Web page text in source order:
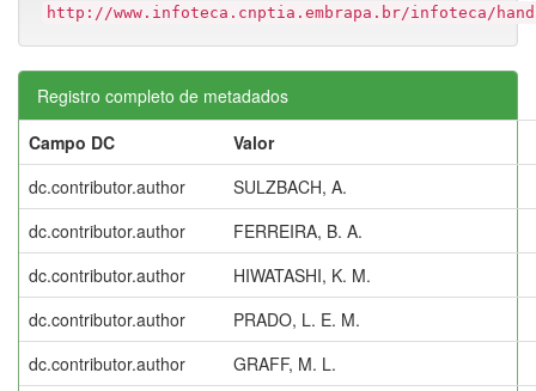
http://www.infoteca.cnptia.embrapa.br/infoteca/
Registro completo de metadados
Campo DC
Valor
dc.contributor.author
SULZBACH, A.
dc.contributor.author
FERREIRA, B. A.
dc.contributor.author
HIWATASHI, K. M.
dc.contributor.author
PRADO, L. E. M.
dc.contributor.author
GRAFF, M. L.